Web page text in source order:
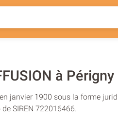
à Périgny
en janvier 1900 sous la forme
SIREN 722016466.